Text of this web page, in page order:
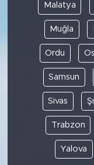
Malatya
Muğla
Ordu
Samsun
Sivas
Trabzon
Yalova